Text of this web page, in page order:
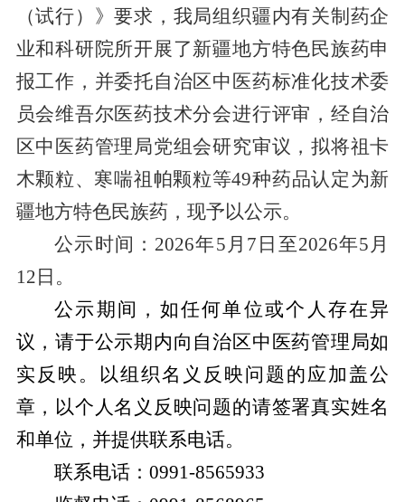
（试行）》要求，我局组织疆内有关制药企
业和科研院所开展了新疆地方特色民族药申
报工作，并委托自治区中医药标准化技术委
员会维吾尔医药技术分会进行评审，经自治
区中医药管理局党组会研究审议，拟将祖卡
木颗粒、寒喘祖帕颗粒等49种药品认定为新
疆地方特色民族药，现予以公示。
公示时间： 2026年5 月 7 日至2026年5 月
12 日。
公示期间，如任何单位或个人存在异
议，请于公示期内向自治区中医药管理局如
实反映。以组织名义反映问题的应加盖公
章，以个人名义反映问题的请签署真实姓名
和单位，并提供联系电话。
联系电话：0991-8565933